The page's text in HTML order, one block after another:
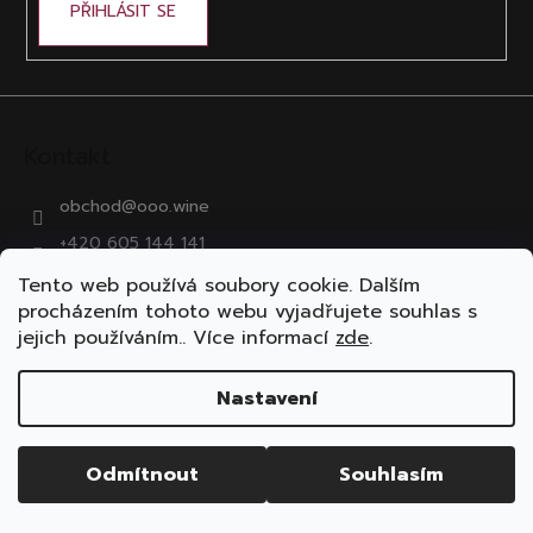
Tento web používá soubory cookie. Dalším
procházením tohoto webu vyjadřujete souhlas s
jejich používáním.. Více informací zde.
Nastavení
Odmítnout Souhlasím
ý
p
PŘIHLÁSIT SE
obchod@ooo.wine
+420 605 144 141
ooo.wine
ooo.wine
+420 704 604 444